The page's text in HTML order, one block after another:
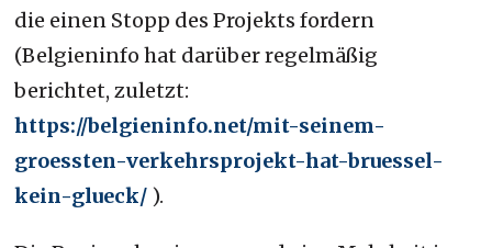
die einen Stopp des Projekts fordern
(Belgieninfo hat darüber regelmäßig
berichtet, zuletzt:
https://belgieninfo.net/mit-seinem-
groessten-verkehrsprojekt-hat-bruessel-
kein-glueck/ ).